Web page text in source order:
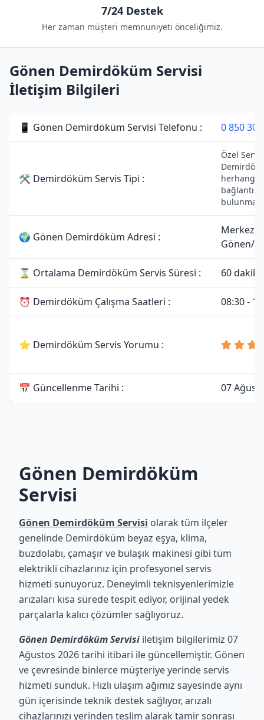
7/24 Destek
Her zaman müşteri memnuniyeti önceliğimiz.
Gönen Demirdöküm Servisi
İletişim Bilgileri
📱 Gönen Demirdöküm Servisi Telefonu : 0 850
🛠 Demirdöküm Servis Tipi :
Özel
herhangi
bağlantısı
🌍 Gönen Demirdöküm Adresi :
Merkez,
Gönen/
⌛ Ortalama Demirdöküm Servis Süresi : 60 dakika
⏰ Demirdöküm Çalışma Saatleri : 08:30 -
⭐ Demirdöküm Servis Yorumu :
📅 Güncellenme Tarihi : 07
Gönen Demirdöküm
Servisi
Gönen Demirdöküm Servisi olarak tüm ilçeler
genelinde Demirdöküm beyaz eşya, klima,
buzdolabı, çamaşır ve bulaşık makinesi gibi tüm
elektrikli cihazlarınız için profesyonel servis
hizmeti sunuyoruz. Deneyimli teknisyenlerimizle
arızaları kısa sürede tespit ediyor, orijinal yedek
parçalarla kalıcı çözümler sağlıyoruz.
Gönen Demirdöküm Servisi iletişim bilgilerimiz 07
Ağustos 2026 tarihi itibari ile güncellemiştir. Gönen
ve çevresinde binlerce müşteriye yerinde servis
hizmeti sunduk. Hızlı ulaşım ağımız sayesinde aynı
gün içerisinde teknik destek sağlıyor, arızalı
cihazlarınızı yerinden teslim alarak tamir sonrası